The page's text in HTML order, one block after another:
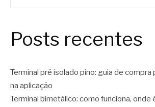
Posts recentes
Terminal pré isolado pino: guia de compra
na aplicação
Terminal bimetálico: como funciona, onde